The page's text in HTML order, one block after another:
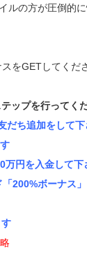
ルの方が圧倒的
をGETしてくだ
ップを行ってく
だち追加をして下
円を入金して下
200%ボーナス